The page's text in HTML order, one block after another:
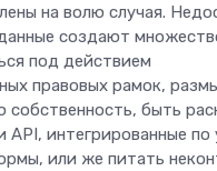
на волю случая.
создают
под действием
правовых рамок,
собственность, быть
API, интегрированные
или же питать